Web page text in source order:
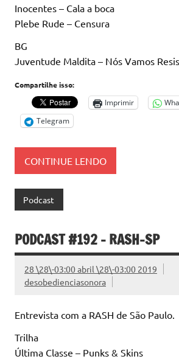
Inocentes – Cala a boca
Plebe Rude – Censura
BG
Juventude Maldita – Nós Vamos
Compartilhe isso:
Imprimir
Telegram
CONTINUE LENDO
Podcast
PODCAST #192 – RASH-SP
28 \28\-03:00 abril \28\-03:00 2019
desobedienciasonora
Entrevista com a RASH de São Paulo.
Trilha
Última Classe – Punks & Skins